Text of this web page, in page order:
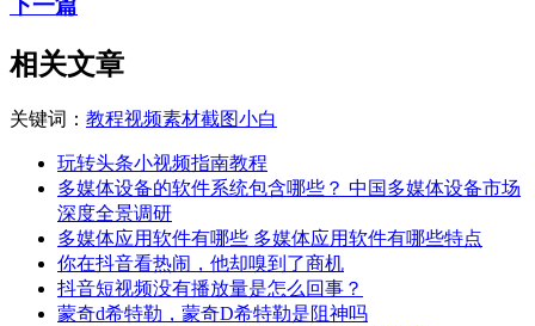
下一篇
相关文章
关键词： 教程视频素材截图小白
玩转头条小视频指南教程
多媒体设备的软件系统包含哪些？ 中国多媒体设备市场
深度全景调研
多媒体应用软件有哪些 多媒体应用软件有哪些特点
你在抖音看热闹，他却嗅到了商机
抖音短视频没有播放量是怎么回事？
蒙奇d希特勒，蒙奇D希特勒是阻神吗